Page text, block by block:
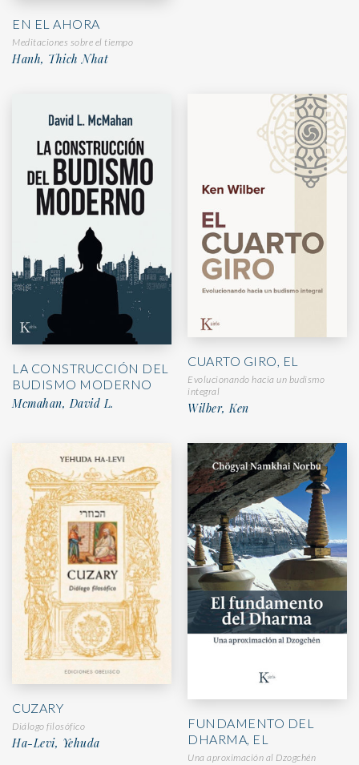
EN EL AHORA
Meditaciones sobre el tiempo
Hanh, Thich Nhat
LA CONSTRUCCIÓN DEL
BUDISMO MODERNO
Mcmahan, David L.
CUARTO GIRO, EL
Evolucionando hacia un budismo
integral
Wilber, Ken
CUZARY
Diálogo filosófico
Ha-Levi, Yehuda
FUNDAMENTO DEL
DHARMA, EL
Una aproximación al Dzogchén